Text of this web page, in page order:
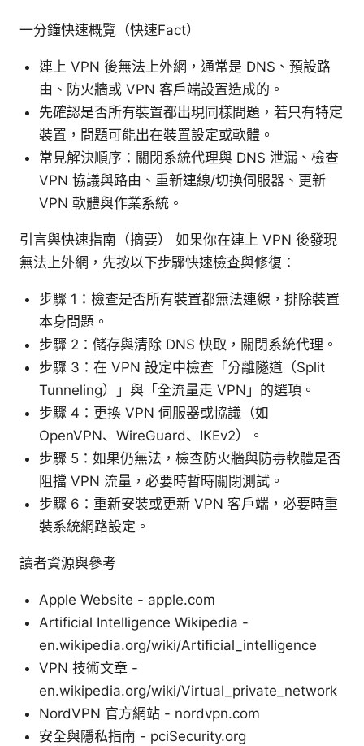
一分鐘快速概覽（快速Fact）
連上 VPN 後無法上外網，通常是 DNS、預設路
由、防火牆或 VPN 客戶端設置造成的。
先確認是否所有裝置都出現同樣問題，若只有特定
裝置，問題可能出在裝置設定或軟體。
常見解決順序：關閉系統代理與 DNS 泄漏、檢查
VPN 協議與路由、重新連線/切換伺服器、更新
VPN 軟體與作業系統。
引言與快速指南（摘要） 如果你在連上 VPN 後發現
無法上外網，先按以下步驟快速檢查與修復：
步驟 1：檢查是否所有裝置都無法連線，排除裝置
本身問題。
步驟 2：儲存與清除 DNS 快取，關閉系統代理。
步驟 3：在 VPN 設定中檢查「分離隧道（Split
Tunneling）」與「全流量走 VPN」的選項。
步驟 4：更換 VPN 伺服器或協議（如
OpenVPN、WireGuard、IKEv2）。
步驟 5：如果仍無法，檢查防火牆與防毒軟體是否
阻擋 VPN 流量，必要時暫時關閉測試。
步驟 6：重新安裝或更新 VPN 客戶端，必要時重
裝系統網路設定。
讀者資源與參考
Apple Website - apple.com
Artificial Intelligence Wikipedia -
en.wikipedia.org/wiki/Artificial_intelligence
VPN 技術文章 -
en.wikipedia.org/wiki/Virtual_private_network
NordVPN 官方網站 - nordvpn.com
安全與隱私指南 - pciSecurity.org